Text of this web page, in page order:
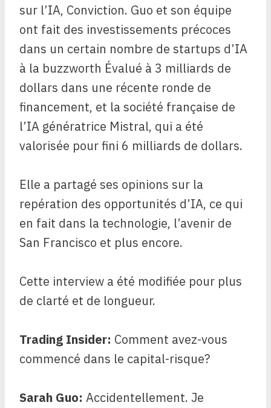
sur l’IA, Conviction. Guo et son équipe
ont fait des investissements précoces
dans un certain nombre de startups d’IA
à la buzzworth Évalué à 3 milliards de
dollars dans une récente ronde de
financement, et la société française de
l’IA génératrice Mistral, qui a été
valorisée pour fini 6 milliards de dollars.
Elle a partagé ses opinions sur la
repération des opportunités d’IA, ce qui
en fait dans la technologie, l’avenir de
San Francisco et plus encore.
Cette interview a été modifiée pour plus
de clarté et de longueur.
Trading Insider: Comment avez-vous
commencé dans le capital-risque?
Sarah Guo: Accidentellement. Je